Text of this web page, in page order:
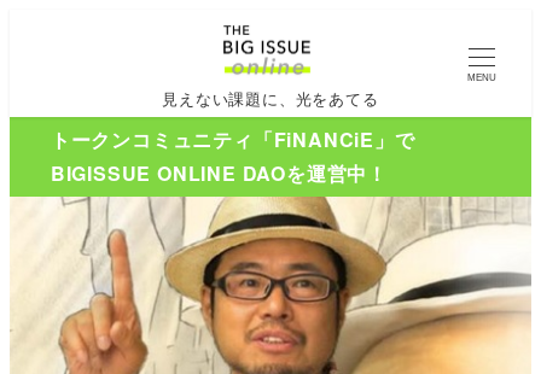
見えない課題に、光をあてる
MENU
トークンコミュニティ「FiNANCiE」で
BIGISSUE ONLINE DAOを運営中！